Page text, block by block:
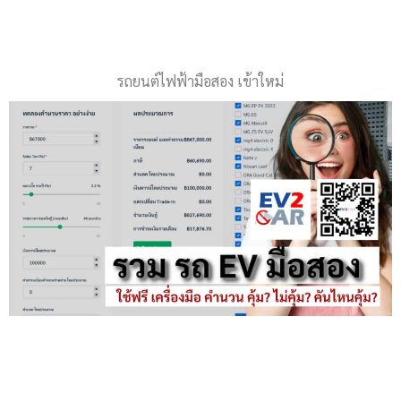
รถยนต์ไฟฟ้ามือสอง เข้าใหม่